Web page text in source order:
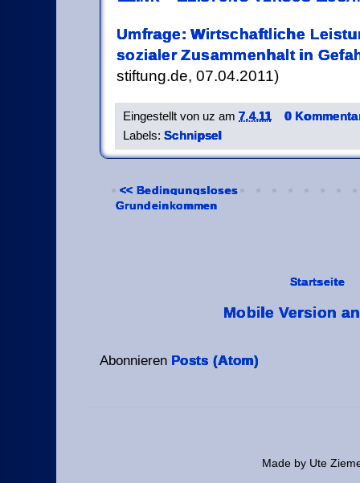
Umfrage: Wirtschaftliche
sozialer Zusammenhalt in
stiftung.de, 07.04.2011)
Eingestellt von uz am 7.4.11
0
Labels: Schnipsel
<< Bedingungsloses
Grundeinkommen
Startseite
Mobile Version
Abonnieren Posts (Atom)
Made by Ute